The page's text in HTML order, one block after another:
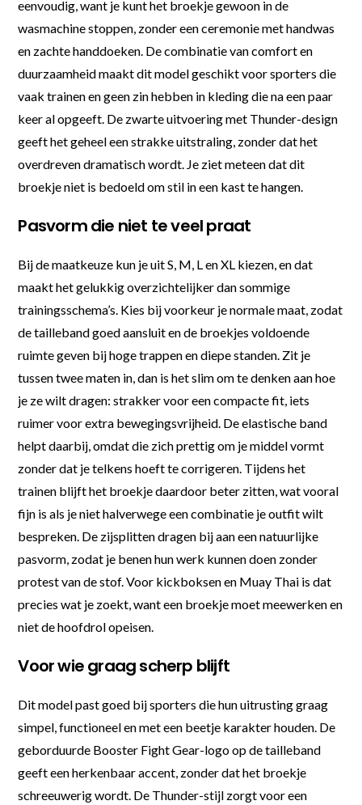
eenvoudig, want je kunt het broekje gewoon in de
wasmachine stoppen, zonder een ceremonie met handwas
en zachte handdoeken. De combinatie van comfort en
duurzaamheid maakt dit model geschikt voor sporters die
vaak trainen en geen zin hebben in kleding die na een paar
keer al opgeeft. De zwarte uitvoering met Thunder-design
geeft het geheel een strakke uitstraling, zonder dat het
overdreven dramatisch wordt. Je ziet meteen dat dit
broekje niet is bedoeld om stil in een kast te hangen.
Pasvorm die niet te veel praat
Bij de maatkeuze kun je uit S, M, L en XL kiezen, en dat
maakt het gelukkig overzichtelijker dan sommige
trainingsschema’s. Kies bij voorkeur je normale maat, zodat
de tailleband goed aansluit en de broekjes voldoende
ruimte geven bij hoge trappen en diepe standen. Zit je
tussen twee maten in, dan is het slim om te denken aan hoe
je ze wilt dragen: strakker voor een compacte fit, iets
ruimer voor extra bewegingsvrijheid. De elastische band
helpt daarbij, omdat die zich prettig om je middel vormt
zonder dat je telkens hoeft te corrigeren. Tijdens het
trainen blijft het broekje daardoor beter zitten, wat vooral
fijn is als je niet halverwege een combinatie je outfit wilt
bespreken. De zijsplitten dragen bij aan een natuurlijke
pasvorm, zodat je benen hun werk kunnen doen zonder
protest van de stof. Voor kickboksen en Muay Thai is dat
precies wat je zoekt, want een broekje moet meewerken en
niet de hoofdrol opeisen.
Voor wie graag scherp blijft
Dit model past goed bij sporters die hun uitrusting graag
simpel, functioneel en met een beetje karakter houden. De
geborduurde Booster Fight Gear-logo op de tailleband
geeft een herkenbaar accent, zonder dat het broekje
schreeuwerig wordt. De Thunder-stijl zorgt voor een